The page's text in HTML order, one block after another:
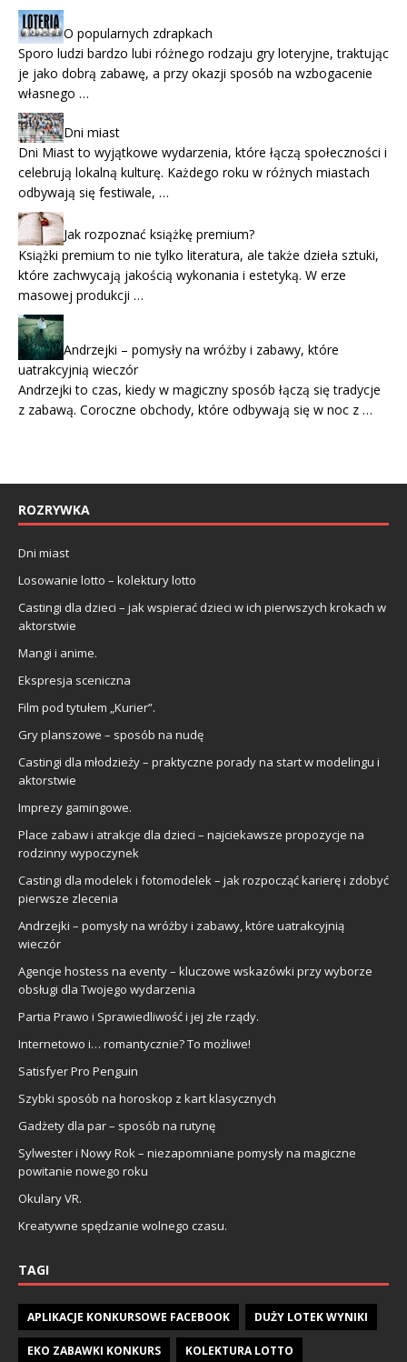
O popularnych zdrapkach
Sporo ludzi bardzo lubi różnego rodzaju gry loteryjne, traktując
je jako dobrą zabawę, a przy okazji sposób na wzbogacenie
własnego …
Dni miast
Dni Miast to wyjątkowe wydarzenia, które łączą społeczności i
celebrują lokalną kulturę. Każdego roku w różnych miastach
odbywają się festiwale, …
Jak rozpoznać książkę premium?
Książki premium to nie tylko literatura, ale także dzieła sztuki,
które zachwycają jakością wykonania i estetyką. W erze
masowej produkcji …
Andrzejki – pomysły na wróżby i zabawy, które
uatrakcyjnią wieczór
Andrzejki to czas, kiedy w magiczny sposób łączą się tradycje
z zabawą. Coroczne obchody, które odbywają się w noc z …
ROZRYWKA
Dni miast
Losowanie lotto – kolektury lotto
Castingi dla dzieci – jak wspierać dzieci w ich pierwszych krokach w
aktorstwie
Mangi i anime.
Ekspresja sceniczna
Film pod tytułem „Kurier”.
Gry planszowe – sposób na nudę
Castingi dla młodzieży – praktyczne porady na start w modelingu i
aktorstwie
Imprezy gamingowe.
Place zabaw i atrakcje dla dzieci – najciekawsze propozycje na
rodzinny wypoczynek
Castingi dla modelek i fotomodelek – jak rozpocząć karierę i zdobyć
pierwsze zlecenia
Andrzejki – pomysły na wróżby i zabawy, które uatrakcyjnią
wieczór
Agencje hostess na eventy – kluczowe wskazówki przy wyborze
obsługi dla Twojego wydarzenia
Partia Prawo i Sprawiedliwość i jej złe rządy.
Internetowo i… romantycznie? To możliwe!
Satisfyer Pro Penguin
Szybki sposób na horoskop z kart klasycznych
Gadżety dla par – sposób na rutynę
Sylwester i Nowy Rok – niezapomniane pomysły na magiczne
powitanie nowego roku
Okulary VR.
Kreatywne spędzanie wolnego czasu.
TAGI
APLIKACJE KONKURSOWE FACEBOOK DUŻY LOTEK WYNIKI
EKO ZABAWKI KONKURS KOLEKTURA LOTTO